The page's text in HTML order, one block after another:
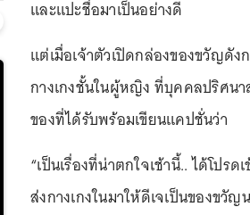
และแปะชื่อมาเป็นอย่างดี
แต่เมื่อเจ้าตัวเปิดกล่องของขวัญดัง
กางเกงชั้นในผู้หญิง ที่บุคคลปริศน
ของที่ได้รับพร้อมเขียนแคปชั่นว่า
“เป็นเรื่องที่น่าตกใจเช้านี้.. ได้โปร
ส่งกางเกงในมาให้ดีเจเป็นของขวั